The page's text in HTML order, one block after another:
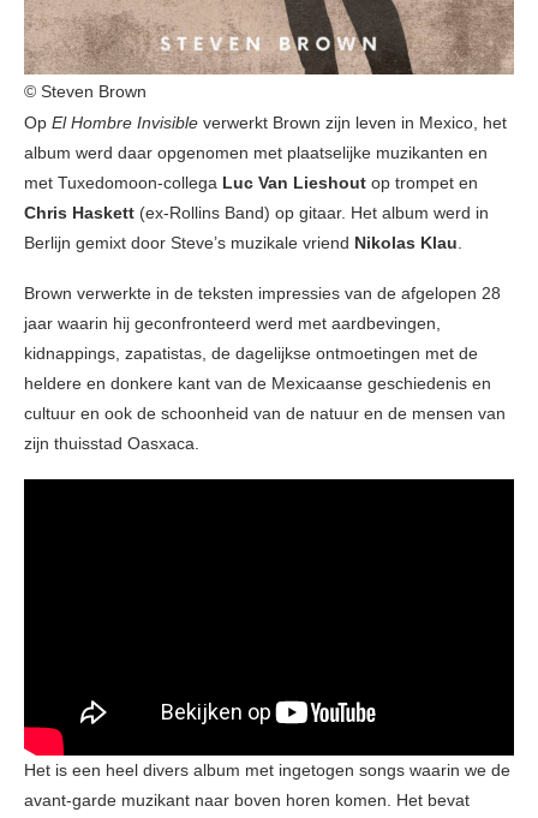
© Steven Brown
Op El Hombre Invisible verwerkt Brown zijn leven in Mexico, het
album werd daar opgenomen met plaatselijke muzikanten en
met Tuxedomoon-collega Luc Van Lieshout op trompet en
Chris Haskett (ex-Rollins Band) op gitaar. Het album werd in
Berlijn gemixt door Steve’s muzikale vriend Nikolas Klau.
Brown verwerkte in de teksten impressies van de afgelopen 28
jaar waarin hij geconfronteerd werd met aardbevingen,
kidnappings, zapatistas, de dagelijkse ontmoetingen met de
heldere en donkere kant van de Mexicaanse geschiedenis en
cultuur en ook de schoonheid van de natuur en de mensen van
zijn thuisstad Oasxaca.
Het is een heel divers album met ingetogen songs waarin we de
avant-garde muzikant naar boven horen komen. Het bevat